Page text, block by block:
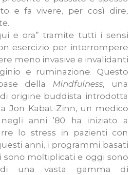
e fa vivere, per così dire,
e ora” tramite tutti i sensi
esercizio per interrompere
meno invasive e invalidanti
e ruminazione. Questo
della Mindfulness, una
origine buddista introdotta
Jon Kabat-Zinn, un medico
anni ’80 ha iniziato a
lo stress in pazienti con
anni, i programmi basati
sono moltiplicati e oggi sono
una vasta gamma di